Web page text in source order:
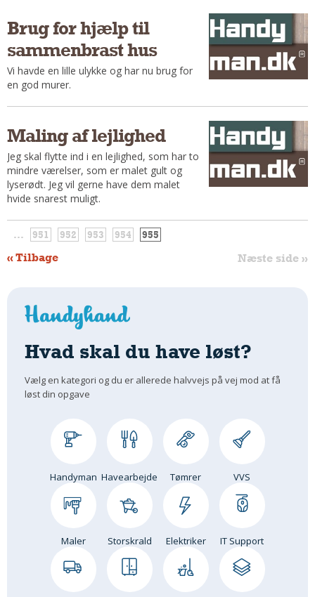
Brug for hjælp til
sammenbrast hus
Vi havde en lille ulykke og har nu brug for
en god murer.
Maling af lejlighed
Jeg skal flytte ind i en lejlighed, som har to
mindre værelser, som er malet gult og
lyserødt. Jeg vil gerne have dem malet
hvide snarest muligt.
... 951 952 953 954 955
« Tilbage Næste side »
Hvad skal du have løst?
Vælg en kategori og du er allerede halvvejs på vej mod at få
løst din opgave
Handyman Havearbejde Tømrer VVS
Maler Storskrald Elektriker IT Support